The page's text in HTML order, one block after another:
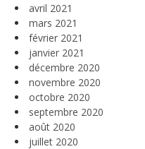
avril 2021
mars 2021
février 2021
janvier 2021
décembre 2020
novembre 2020
octobre 2020
septembre 2020
août 2020
juillet 2020